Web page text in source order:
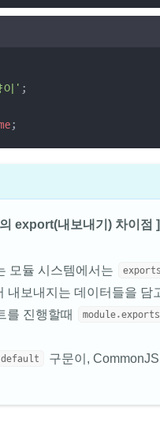
이' ;
;
export(내보내기) 차이점 ]
모듈 시스템에서는 exports
내보내지는 데이터들을 담
를 진행할때
구문이, CommonJS